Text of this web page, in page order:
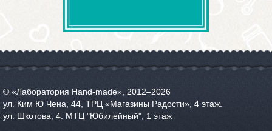
© «Лаборатория Hand-made», 2012‒2026
ул. Ким Ю Чена, 44, ТРЦ «Магазины Радости», 4 этаж.
ул. Шкотова, 4. МТЦ "Юбилейный", 1 этаж